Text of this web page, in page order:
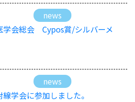
news
学会総会 Cypos賞/シルバーメ
news
学会に参加しました。